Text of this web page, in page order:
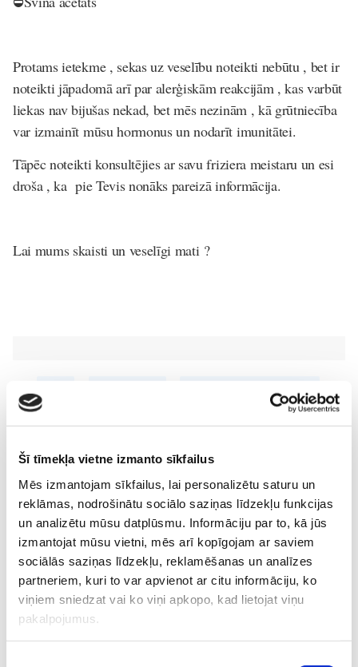
Šī tīmekļa vietne izmanto sīkfailus
Mēs izmantojam sīkfailus, lai personalizētu saturu un
reklāmas, nodrošinātu sociālo saziņas līdzekļu funkcijas
un analizētu mūsu datplūsmu. Informāciju par to, kā jūs
izmantojat mūsu vietni, mēs arī kopīgojam ar saviem
sociālās saziņas līdzekļu, reklamēšanas un analīzes
partneriem, kuri to var apvienot ar citu informāciju, ko
viņiem sniedzat vai ko viņi apkopo, kad lietojat viņu
pakalpojumus.
Protams ietekme , sekas uz veselību noteikti nebūtu , bet ir
noteikti jāpadomā arī par alerģiskām reakcijām , kas varbūt
liekas nav bijušas nekad, bet mēs nezinām , kā grūtniecība
var izmainīt mūsu hormonus un nodarīt imunitātei.
Tāpēc noteikti konsultējies ar savu friziera meistaru un esi
droša , ka pie Tevis nonāks pareizā informācija.
Lai mums skaisti un veselīgi mati ?
Skaistums
Lasi vēl
No 16. oktobra atvērsies durvis uz divām pasaulēm:
publicēts filmas “Kristofers un divu pasauļu atslēga”
treileris
Sievietēm
05. Aug 12:00